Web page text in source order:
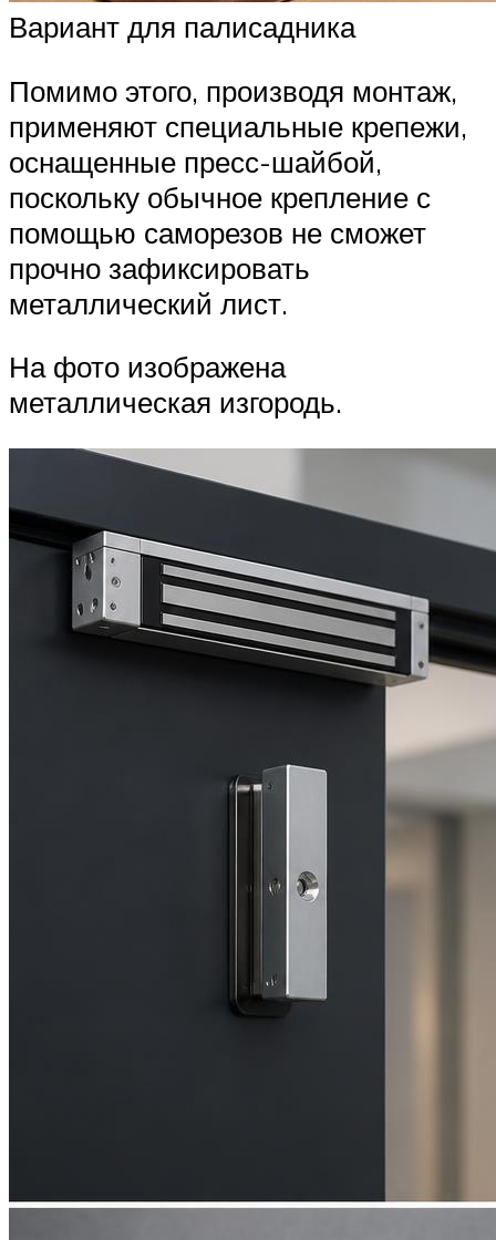
Вариант для палисадника
Помимо этого, производя монтаж,
применяют специальные крепежи,
оснащенные пресс-шайбой,
поскольку обычное крепление с
помощью саморезов не сможет
прочно зафиксировать
металлический лист.
На фото изображена
металлическая изгородь.